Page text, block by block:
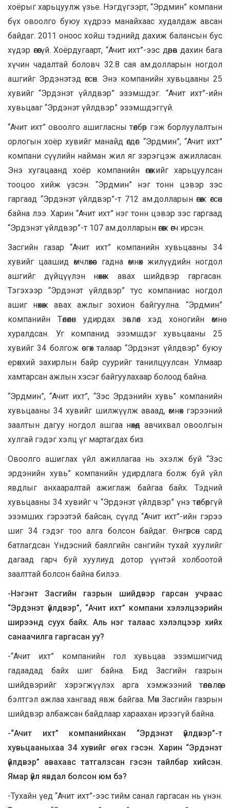
хоёрыг харьцуулж үзье. Нэгдүгээрт, “Эрдмин” компани
бүх овоолго буюу хүдрээ манайхаас худалдаж авсан
байдаг. 2011 оноос хойш тэднийд дахиж балансын бус
хүдэр өгөөгүй. Хоёрдугаарт, “Ачит ихт”-ээс дөрөв дахин бага
хүчин чадалтай боловч 32.8 сая ам.долларын ногдол
ашгийг Эрдэнэтэд өгсөн. Энэ компанийн хувьцааны 25
хувийг “Эрдэнэт үйлдвэр” эзэмшдэг. “Ачит ихт”-ийн
хувьцааг “Эрдэнэт үйлдвэр” эзэмшдэггүй.
“Ачит ихт” овоолго ашигласны төлбөр гэж борлуулалтын
орлогын хоёр хувийг манайд өгдөг. “Эрдмин”, “Ачит ихт”
компани сүүлийн найман жил яг зэрэгцэж ажилласан.
Энэ хугацаанд хоёр компанийн өгөөжийг харьцуулсан
тооцоо хийж үзсэн. “Эрдмин” нэг тонн цэвэр зэс
гаргаад “Эрдэнэт үйлдвэр”-т 712 ам.долларын өгөөж өгсөн
байна лээ. Харин “Ачит ихт” нэг тонн цэвэр зэс гаргаад
“Эрдэнэт үйлдвэр”-т 107 ам.долларын өгөөж өгч ирсэн.
Засгийн газар “Ачит ихт” компанийн хувьцааны 34
хувийг цаашид өмчлөхөөс гадна өмнөх жилүүдийн ногдол
ашгийг дүйцүүлэн нөхөж авах шийдвэр гаргасан.
Тэгэхээр “Эрдэнэт үйлдвэр” тус компаниас ногдол
ашиг нөхөж авах ажлыг зохион байгуулна. “Эрдмин”
компанийн Төлөөлөн удирдах зөвлөл хэд хоногийн өмнө
хуралдсан. Уг компанид эзэмшдэг хувьцааны 25
хувийг 34 болгож өсгөх талаар “Эрдэнэт үйлдвэр” буюу
ерөнхий захирлын байр суурийг танилцуулсан. Улмаар
хамтарсан ажлын хэсэг байгуулахаар болоод байна.
“Эрдмин”, “Ачит ихт”, “Зэс Эрдэнийн хувь” компанийн
хувьцааны 34 хувийг шилжүүлж аваад, өмнөх гэрээний
заалтын дагуу ногдол ашгаа нөхөөд авчихвал овоолгын
хулгай гэдэг хэлц үг мартагдах биз.
Овоолго ашиглах үйл ажиллагаа нь эхэлж буй “Зэс
эрдэнийн хувь” компанийн удирдлага болж буй үйл
явдлыг анхааралтай ажиглаж байгаа байх. Тэдний
хувьцааны 34 хувийг ч “Эрдэнэт үйлдвэр” үнэ төлбөргүй
эзэмших гэрээтэй байсан, сүүлд “Ачит ихт”-ийн гэрээ
шиг 34 гэдэг тоо алга болсон байдаг. Өнгөрсөн сард
батлагдсан Үндэсний баялгийн сангийн тухай хуулийг
дагаад гарч буй хуулиуд дотор үүнтэй холбоотой
заалттай болсон байна билээ.
-Нэгэнт Засгийн газрын шийдвэр гарсан учраас
“Эрдэнэт үйлдвэр”, “Ачит ихт” компани хэлэлцээрийн
ширээнд суух байх. Аль нэг талаас хэлэлцээр хийх
санаачилга гаргасан уу?
-“Ачит ихт” компанийн гол хувьцаа эзэмшигчид
гадаадад байх шиг байна. Бид Засгийн газрын
шийдвэрийг хэрэгжүүлэх арга хэмжээний төлөвлөгөө,
бэлтгэл ажлаа хангаад явж байгаа. Мөн Засгийн газрын
шийдвэр албажсан байдлаар хараахан ирээгүй байна.
-“Ачит ихт” компанийнхан “Эрдэнэт үйлдвэр”-т
хувьцааныхаа 34 хувийг өгөх гэсэн. Харин “Эрдэнэт
үйлдвэр” авахаас татгалзсан гэсэн тайлбар хийсэн.
Ямар үйл явдал болсон юм бэ?
-Тухайн үед “Ачит ихт”-ээс тийм санал гаргасан нь үнэн.